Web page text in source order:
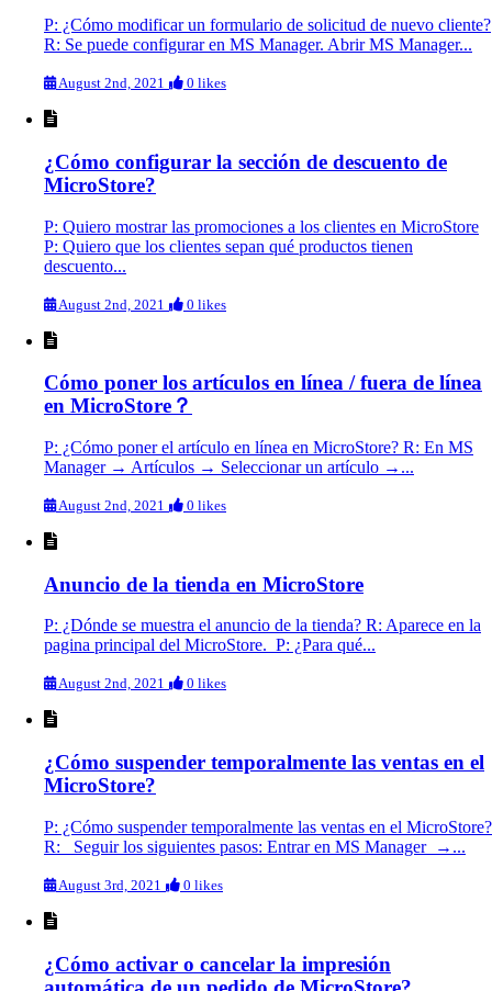
P: ¿Cómo modificar un formulario de solicitud de nuevo cliente?
R: Se puede configurar en MS Manager. Abrir MS Manager...
August 2nd, 2021 0 likes
¿Cómo configurar la sección de descuento de
MicroStore?
P: Quiero mostrar las promociones a los clientes en MicroStore
P: Quiero que los clientes sepan qué productos tienen
descuento...
August 2nd, 2021 0 likes
Cómo poner los artículos en línea / fuera de línea
en MicroStore？
P: ¿Cómo poner el artículo en línea en MicroStore? R: En MS
Manager → Artículos → Seleccionar un artículo →...
August 2nd, 2021 0 likes
Anuncio de la tienda en MicroStore
P: ¿Dónde se muestra el anuncio de la tienda? R: Aparece en la
pagina principal del MicroStore. P: ¿Para qué...
August 2nd, 2021 0 likes
¿Cómo suspender temporalmente las ventas en el
MicroStore?
P: ¿Cómo suspender temporalmente las ventas en el MicroStore?
R: Seguir los siguientes pasos: Entrar en MS Manager →...
August 3rd, 2021 0 likes
¿Cómo activar o cancelar la impresión